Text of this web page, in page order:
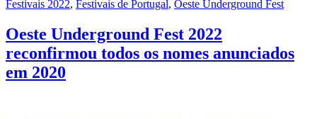
Festivais 2022, Festivais de Portugal, Oeste Underground Fest
Oeste Underground Fest 2022
reconfirmou todos os nomes anunciados
em 2020